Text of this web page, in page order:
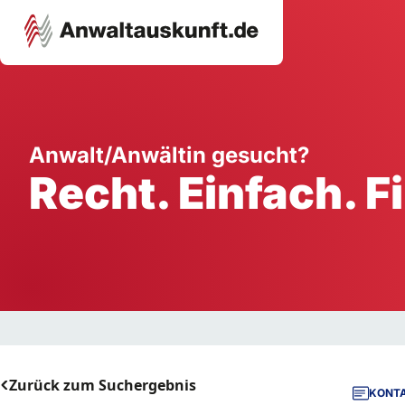
Ausbildung
Handwerk
Dienstleistung
Anwalt/Anwältin gesucht?
Recht. Einfach.
Zurück zum Suchergebnis